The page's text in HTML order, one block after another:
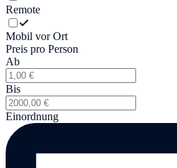
Remote
Mobil vor Ort
Preis pro Person
Ab
Bis
Einordnung